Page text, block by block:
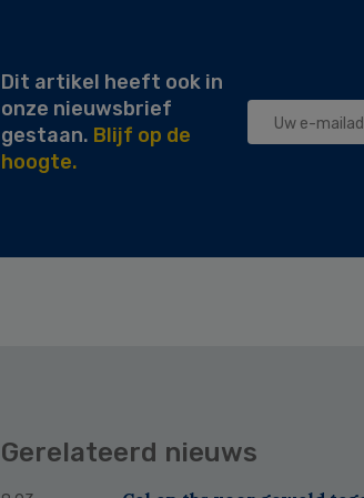
Dit artikel heeft ook in
onze nieuwsbrief
gestaan. Blijf op de
hoogte.
Gerelateerd nieuws